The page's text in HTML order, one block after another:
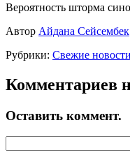
Вероятность шторма
Автор Айдана Сейсембек
Рубрики: Свежие новости
Комментариев
Оставить коммент.